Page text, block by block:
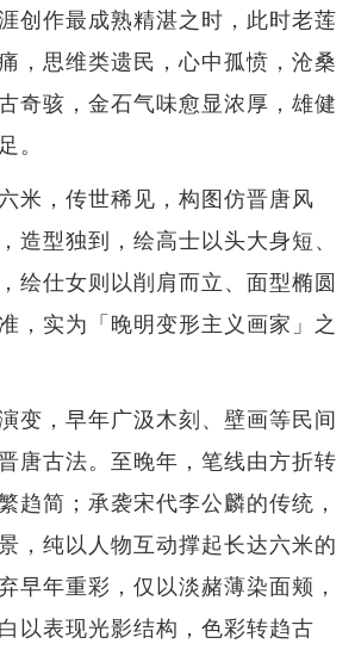
创作最成熟精湛之时，此时老莲
，思维类遗民，心中孤愤，沧桑
奇骇，金石气味愈显浓厚，雄健
。
米，传世稀见，构图仿晋唐风
造型独到，绘高士以头大身短、
绘仕女则以削肩而立、面型椭圆
，实为「晚明变形主义画家」之
变，早年广汲木刻、壁画等民间
唐古法。至晚年，笔线由方折转
趋简；承袭宋代李公麟的传统，
，纯以人物互动撑起长达六米的
早年重彩，仅以淡赭薄染面颊，
以表现光影结构，色彩转趋古